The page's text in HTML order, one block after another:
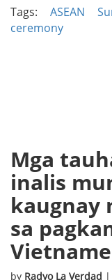
Tags:ASEAN
ceremony
Mga
inalis
kaugnay
sa
by Radyo La Verdad |